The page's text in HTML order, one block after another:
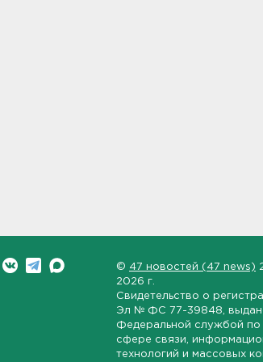
© 47 новостей (47 news)
2026 г.
Свидетельство о
Эл № ФС 77-39848 ,
Федеральной службой по
сфере связи,
технологий и массовых